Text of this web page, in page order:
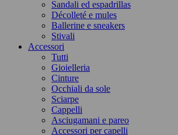
Sandali ed espadrillas
Décolleté e mules
Ballerine e sneakers
Stivali
Accessori
Tutti
Gioielleria
Cinture
Occhiali da sole
Sciarpe
Cappelli
Asciugamani e pareo
Accessori per capelli